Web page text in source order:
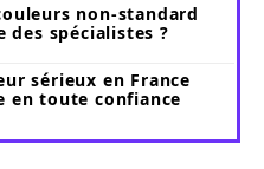
non-standard
des spécialistes ?
sérieux en France
en toute confiance